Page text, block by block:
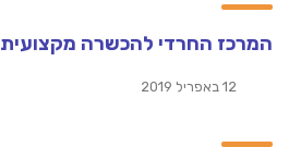
המרכז החרדי להכשרה מקצועית